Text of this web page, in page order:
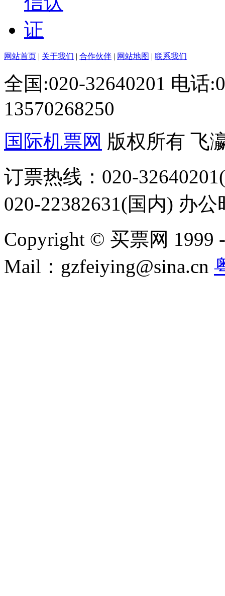
网站首页 | 关于我们 | 合作伙伴 | 网站地图 | 联系我们
全国:020-32640201 电话
13570268250
国际机票网 版权所有 飞
订票热线：020-
020-22382631(国内) 办
Copyright © 买票网 1999
Mail：gzfeiying@sina.cn